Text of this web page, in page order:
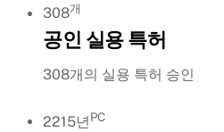
308개
공인 실용 특허
308개의 실용 특허 승인
2215년PC